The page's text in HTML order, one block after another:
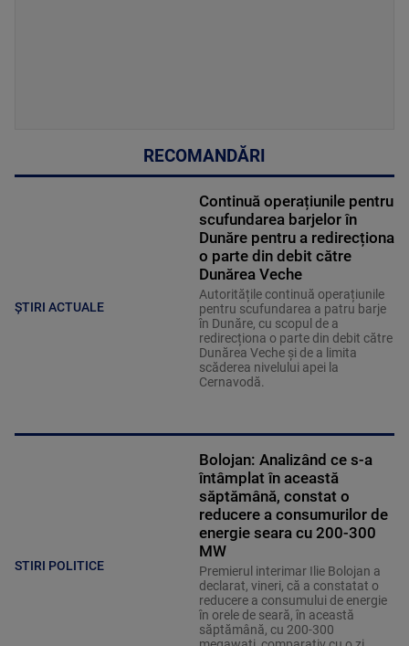
RECOMANDĂRI
ȘTIRI ACTUALE
Continuă operațiunile pentru
scufundarea barjelor în
Dunăre pentru a redirecționa
o parte din debit către
Dunărea Veche
Autoritățile continuă operațiunile
pentru scufundarea a patru barje
în Dunăre, cu scopul de a
redirecționa o parte din debit către
Dunărea Veche și de a limita
scăderea nivelului apei la
Cernavodă.
STIRI POLITICE
Bolojan: Analizând ce s-a
întâmplat în această
săptămână, constat o
reducere a consumurilor de
energie seara cu 200-300
MW
Premierul interimar Ilie Bolojan a
declarat, vineri, că a constatat o
reducere a consumului de energie
în orele de seară, în această
săptămână, cu 200-300